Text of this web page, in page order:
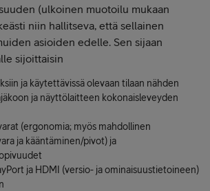
(ulkoinen muotoilu mukaan
niin hallitseva, että sellainen
asioiden edelle. Sen sijaan
sijoittaisin
ja käytettävissä olevaan tilaan nähden
ja näyttölaitteen kokonaisleveyden
(ergonomia; myös mahdollinen
ja kääntäminen/pivot) ja
ja HDMI (versio- ja ominaisuustietoineen)